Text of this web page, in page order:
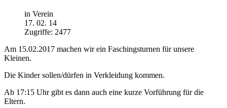
in Verein
17. 02. 14
Zugriffe: 2477
Am 15.02.2017 machen wir ein Faschingsturnen für unsere
Kleinen.
Die Kinder sollen/dürfen in Verkleidung kommen.
Ab 17:15 Uhr gibt es dann auch eine kurze Vorführung für die
Eltern.